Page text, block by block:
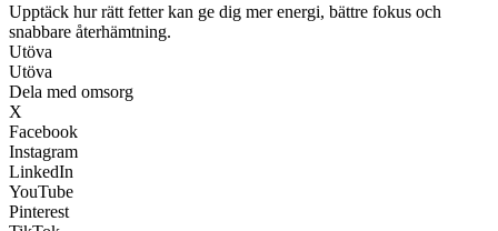
Upptäck hur rätt fetter kan ge dig mer energi, bättre fokus och
snabbare återhämtning.
Utöva
Utöva
Dela med omsorg
X
Facebook
Instagram
LinkedIn
YouTube
Pinterest